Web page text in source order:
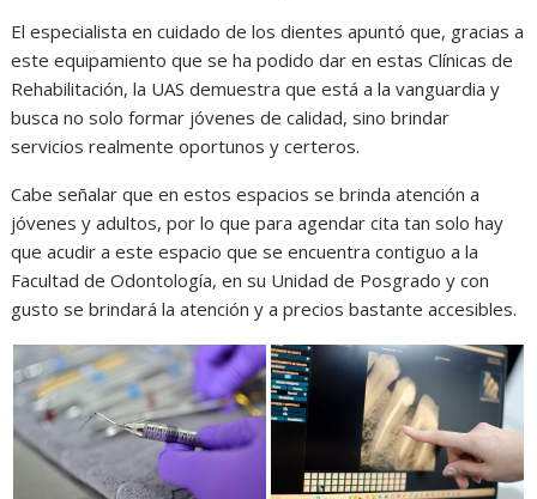
El especialista en cuidado de los dientes apuntó que, gracias a
este equipamiento que se ha podido dar en estas Clínicas de
Rehabilitación, la UAS demuestra que está a la vanguardia y
busca no solo formar jóvenes de calidad, sino brindar
servicios realmente oportunos y certeros.
Cabe señalar que en estos espacios se brinda atención a
jóvenes y adultos, por lo que para agendar cita tan solo hay
que acudir a este espacio que se encuentra contiguo a la
Facultad de Odontología, en su Unidad de Posgrado y con
gusto se brindará la atención y a precios bastante accesibles.